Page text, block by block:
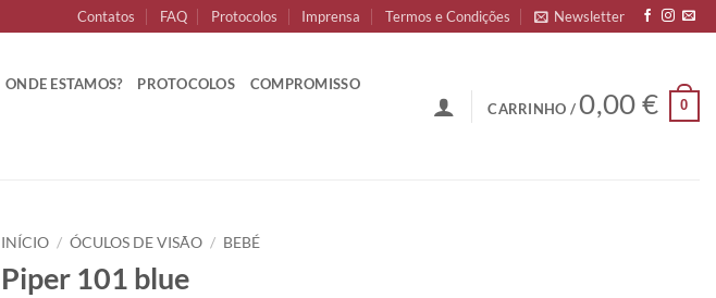
Contatos FAQ Protocolos Imprensa Termos e Condições Newsletter
ONDE ESTAMOS? PROTOCOLOS COMPROMISSO
CARRINHO /0,00 € 0
INÍCIO / ÓCULOS DE VISÃO / BEBÉ
Piper 101 blue